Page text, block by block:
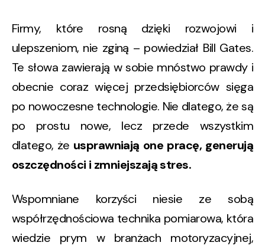
Firmy, które rosną dzięki rozwojowi i
ulepszeniom, nie zginą – powiedział Bill Gates.
Te słowa zawierają w sobie mnóstwo prawdy i
obecnie coraz więcej przedsiębiorców sięga
po nowoczesne technologie. Nie dlatego, że są
po prostu nowe, lecz przede wszystkim
dlatego, że usprawniają one pracę, generują
oszczędności i zmniejszają stres.
Wspomniane korzyści niesie ze sobą
współrzędnościowa technika pomiarowa, która
wiedzie prym w branżach motoryzacyjnej,